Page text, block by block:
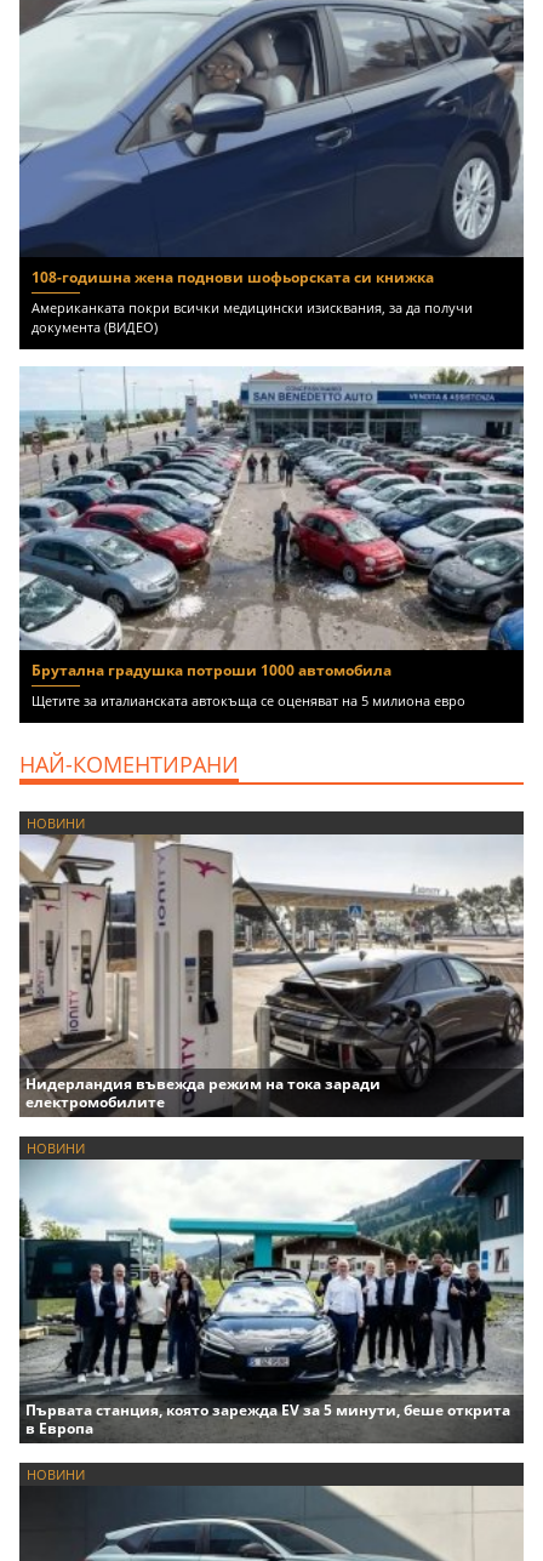
108-годишна жена поднови шофьорската си книжка
Американката покри всички медицински изисквания, за да получи
документа (ВИДЕО)
Брутална градушка потроши 1000 автомобила
Щетите за италианската автокъща се оценяват на 5 милиона евро
НАЙ-КОМЕНТИРАНИ
НОВИНИ
Нидерландия въвежда режим на тока заради
електромобилите
НОВИНИ
Първата станция, която зарежда EV за 5 минути, беше открита
в Европа
НОВИНИ